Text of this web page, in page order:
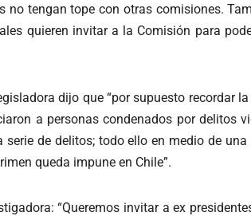
tengan tope con otras comisiones.
quieren invitar a la Comisión para
dijo que “por supuesto recordar
a personas condenados por delitos
de delitos; todo ello en medio de
queda impune en Chile”.
“Queremos invitar a ex